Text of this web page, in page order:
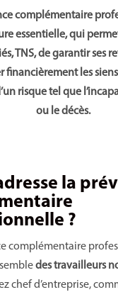
complémentaire
essentielle, qui
TNS, de garantir ses
financièrement les
risque tel que
ou le décès.
la
?
complémentaire
des travailleurs
chef d’entreprise,